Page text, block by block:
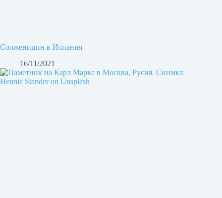
Солженицин в Испания
16/11/2021